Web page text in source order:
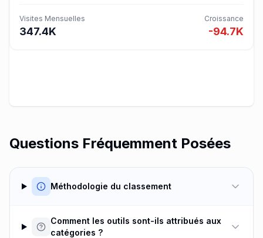
Visites Mensuelles
347.4K
Croissance
-94.7K
Questions Fréquemment Posées
Méthodologie du classement
Comment les outils sont-ils attribués aux
catégories ?